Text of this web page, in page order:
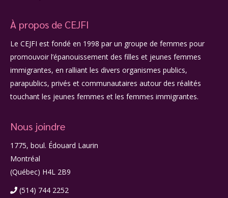
À propos de CEJFI
Le CEJFI est fondé en 1998 par un groupe de femmes pour
promouvoir l’épanouissement des filles et jeunes femmes
immigrantes, en ralliant les divers organismes publics,
parapublics, privés et communautaires autour des réalités
touchant les jeunes femmes et les femmes immigrantes.
Nous joindre
1775, boul. Édouard Laurin
Montréal
(Québec) H4L 2B9
(514) 744 2252